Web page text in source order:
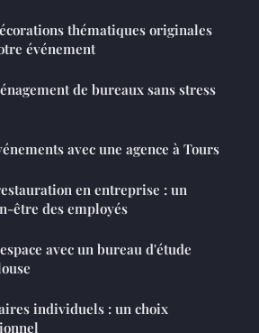
thématiques originales
événement
de bureaux sans stress
avec une agence à Tours
en entreprise : un
être des employés
avec un bureau d'étude
individuels : un choix